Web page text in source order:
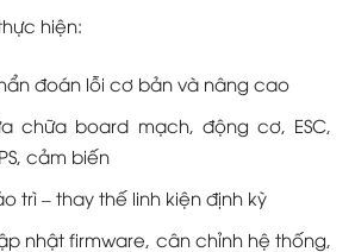
hiện:
đoán lỗi cơ bản và nâng cao
chữa board mạch, động cơ, ESC,
cảm biến
trì – thay thế linh kiện định kỳ
nhật firmware, cân chỉnh hệ thống,